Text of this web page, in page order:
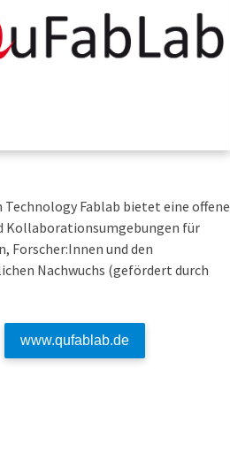
Technology Fablab bietet eine offene
Kollaborationsumgebungen für
Forscher:Innen und den
Nachwuchs (gefördert durch
www.qufablab.de